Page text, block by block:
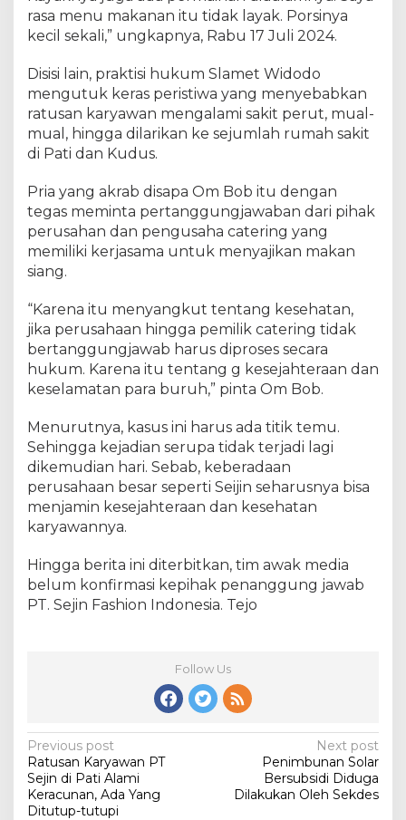
rasa menu makanan itu tidak layak. Porsinya
kecil sekali,” ungkapnya, Rabu 17 Juli 2024.
Disisi lain, praktisi hukum Slamet Widodo
mengutuk keras peristiwa yang menyebabkan
ratusan karyawan mengalami sakit perut, mual-
mual, hingga dilarikan ke sejumlah rumah sakit
di Pati dan Kudus.
Pria yang akrab disapa Om Bob itu dengan
tegas meminta pertanggungjawaban dari pihak
perusahan dan pengusaha catering yang
memiliki kerjasama untuk menyajikan makan
siang.
“Karena itu menyangkut tentang kesehatan,
jika perusahaan hingga pemilik catering tidak
bertanggungjawab harus diproses secara
hukum. Karena itu tentang g kesejahteraan dan
keselamatan para buruh,” pinta Om Bob.
Menurutnya, kasus ini harus ada titik temu.
Sehingga kejadian serupa tidak terjadi lagi
dikemudian hari. Sebab, keberadaan
perusahaan besar seperti Seijin seharusnya bisa
menjamin kesejahteraan dan kesehatan
karyawannya.
Hingga berita ini diterbitkan, tim awak media
belum konfirmasi kepihak penanggung jawab
PT. Sejin Fashion Indonesia. Tejo
Follow Us
Post
navigation
Previous post
Ratusan Karyawan PT
Sejin di Pati Alami
Keracunan, Ada Yang
Ditutup-tutupi
Next post
Penimbunan Solar
Bersubsidi Diduga
Dilakukan Oleh Sekdes